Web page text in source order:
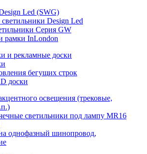
Led (SWG)
Design Led
Серия GW
рамки InLondon
и рекламные доски
бегущих строк
доски
освещения (трековые,
светильники под лампу MR16
однофазный шинопровод,